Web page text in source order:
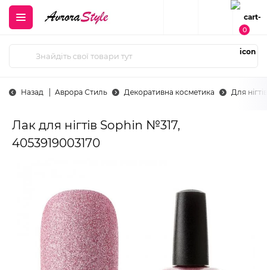
0
Назад Аврора Стиль Декоративна косметика Для нігтів
Лак для нігтів Sophin №317,
4053919003170